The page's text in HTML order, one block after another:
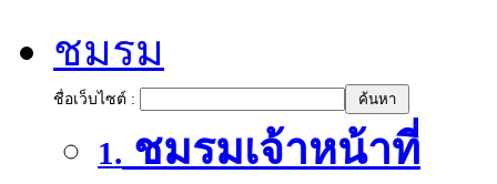
ชมรม
ชื่อเว็บไซต์ :
1. ชมรมเจ้าหน้าที่